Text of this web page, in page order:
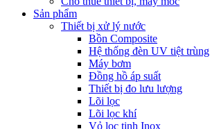
Sản phẩm
Thiết bị xử lý nước
Bồn Composite
Hệ thống đèn UV tiệt trùng
Máy bơm
Đồng hồ áp suất
Thiết bị đo lưu lượng
Lõi lọc
Lõi lọc khí
Vỏ lọc tinh Inox